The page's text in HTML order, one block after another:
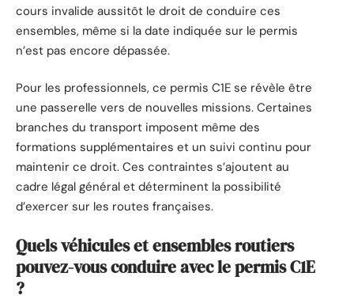
cours invalide aussitôt le droit de conduire ces
ensembles, même si la date indiquée sur le permis
n’est pas encore dépassée.
Pour les professionnels, ce permis C1E se révèle être
une passerelle vers de nouvelles missions. Certaines
branches du transport imposent même des
formations supplémentaires et un suivi continu pour
maintenir ce droit. Ces contraintes s’ajoutent au
cadre légal général et déterminent la possibilité
d’exercer sur les routes françaises.
Quels véhicules et ensembles routiers
pouvez-vous conduire avec le permis C1E
?